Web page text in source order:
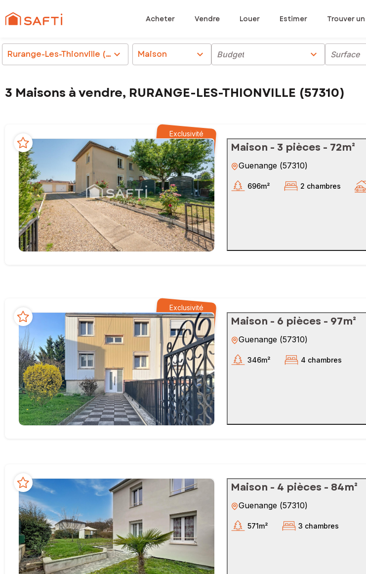
Acheter Vendre Louer Estimer Trouver
Rurange-Les-Thionville (57310)
chevron_right Maison chevron_right Budget chevron_right Surface
3 Maisons à vendre, RURANGE-LES-THIONVILLE (57310)
Exclusivité
Maison - 3 pièces - 72m²
Guenange (57310)
696m² 2 chambres
Exclusivité
Maison - 6 pièces - 97m²
Guenange (57310)
346m² 4 chambres
Maison - 4 pièces - 84m²
Guenange (57310)
571m² 3 chambres